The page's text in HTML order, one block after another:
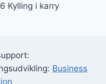
Kylling i karry
Business